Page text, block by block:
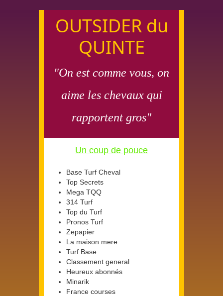
OUTSIDER du
QUINTE
"On est comme vous, on
aime les chevaux qui
rapportent gros"
Un coup de pouce
Base Turf Cheval
Top Secrets
Mega TQQ
314 Turf
Top du Turf
Pronos Turf
Zepapier
La maison mere
Turf Base
Classement general
Heureux abonnés
Minarik
France courses